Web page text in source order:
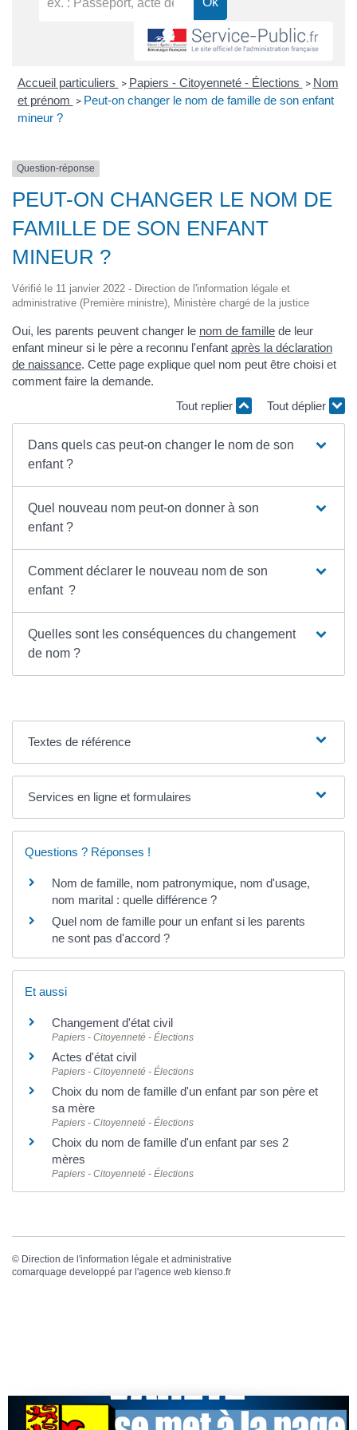
Accueil particuliers > Papiers - Citoyenneté - Élections > Nom
et prénom > Peut-on changer le nom de famille de son enfant
mineur ?
Question-réponse
PEUT-ON CHANGER LE NOM DE
FAMILLE DE SON ENFANT
MINEUR ?
Vérifié le 11 janvier 2022 - Direction de l'information légale et
administrative (Première ministre), Ministère chargé de la justice
Oui, les parents peuvent changer le nom de famille de leur
enfant mineur si le père a reconnu l'enfant après la déclaration
de naissance. Cette page explique quel nom peut être choisi et
comment faire la demande.
Tout replier
Tout déplier
Dans quels cas peut-on changer le nom de son
enfant ?
Quel nouveau nom peut-on donner à son
enfant ?
Comment déclarer le nouveau nom de son
enfant ?
Quelles sont les conséquences du changement
de nom ?
Textes de référence
Services en ligne et formulaires
Questions ? Réponses !
Nom de famille, nom patronymique, nom d'usage,
nom marital : quelle différence ?
Quel nom de famille pour un enfant si les parents
ne sont pas d'accord ?
Et aussi
Changement d'état civil
Papiers - Citoyenneté - Élections
Actes d'état civil
Papiers - Citoyenneté - Élections
Choix du nom de famille d'un enfant par son père et
sa mère
Papiers - Citoyenneté - Élections
Choix du nom de famille d'un enfant par ses 2
mères
Papiers - Citoyenneté - Élections
© Direction de l'information légale et administrative
comarquage developpé par l'agence web kienso.fr